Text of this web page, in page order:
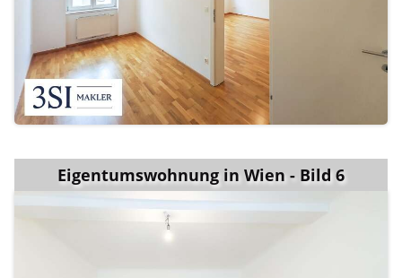
Eigentumswohnung in Wien - Bild 6